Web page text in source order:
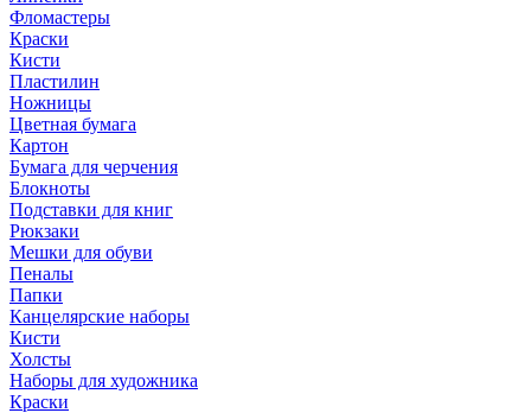
Фломастеры
Краски
Кисти
Пластилин
Ножницы
Цветная бумага
Картон
Бумага для черчения
Блокноты
Подставки для книг
Рюкзаки
Мешки для обуви
Пеналы
Папки
Канцелярские наборы
Кисти
Холсты
Наборы для художника
Краски